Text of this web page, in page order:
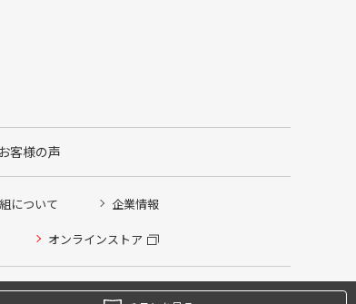
お客様の声
について 企業情報
オンラインストア